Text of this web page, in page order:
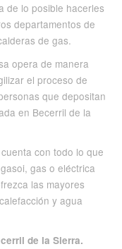
de lo posible hacerles
departamentos de
de gas.
opera de manera
el proceso de
que depositan
en Becerril de la
con todo lo que
gas o eléctrica
las mayores
y agua
de la Sierra.